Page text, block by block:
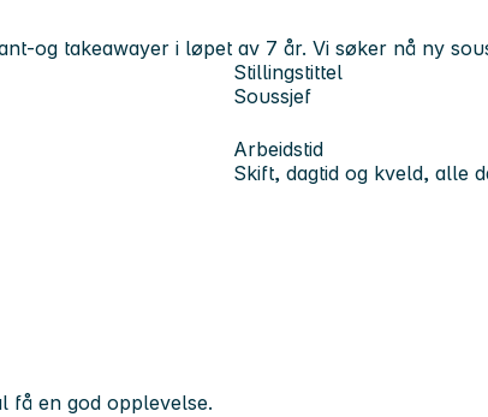
og takeawayer i løpet av 7 år. Vi søker nå ny
Stillingstittel
Soussjef
Arbeidstid
Skift, dagtid og kveld, alle
få en god opplevelse.